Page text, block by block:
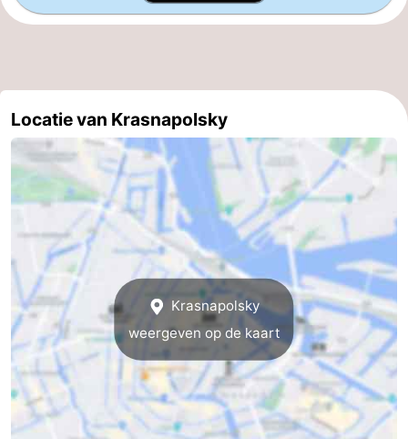
-
Holland
Forum
Reisboekenwinkel
vervoer
Route
Centraal
Station
Schiphol
Eindhoven
-
Locatie van Krasnapolsky
Krasnapolsky
weergeven op de kaart